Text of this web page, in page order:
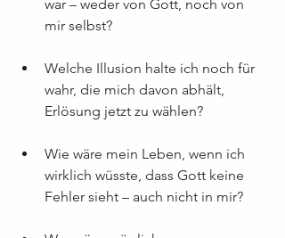
war – weder von Gott, noch von
mir selbst?
Welche Illusion halte ich noch für
wahr, die mich davon abhält,
Erlösung jetzt zu wählen?
Wie wäre mein Leben, wenn ich
wirklich wüsste, dass Gott keine
Fehler sieht – auch nicht in mir?